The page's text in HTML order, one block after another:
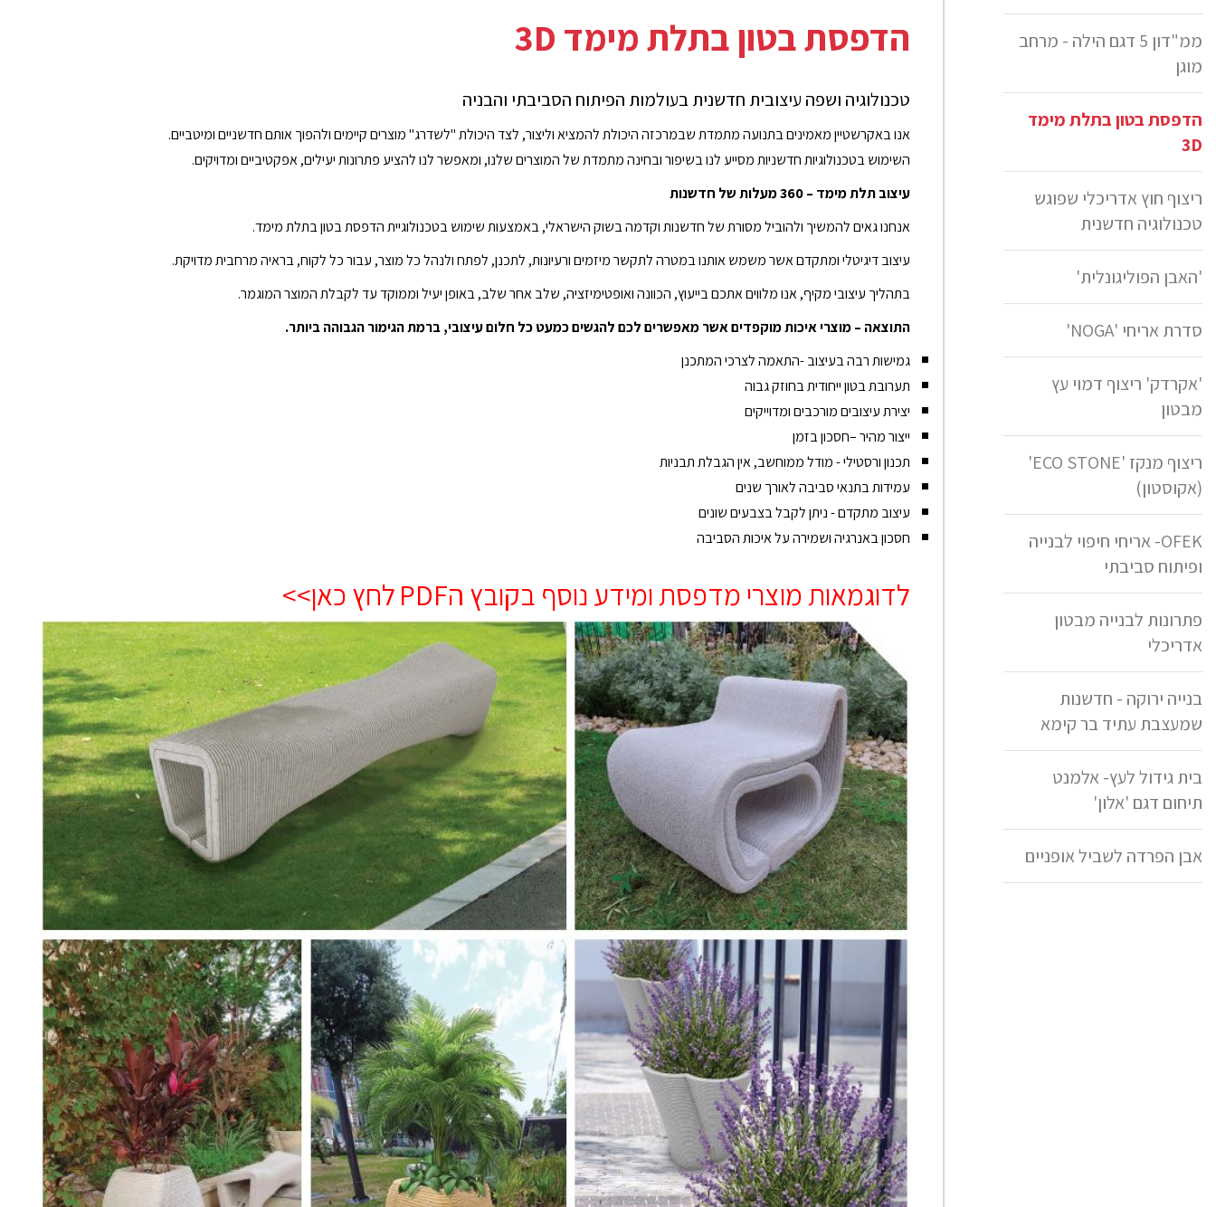
ממ"דון 5 דגם הילה - מרחב
מוגן
הדפסת בטון בתלת מימד
3D
ריצוף חוץ אדריכלי שפוגש
טכנולוגיה חדשנית
'האבן הפוליגונלית'
סדרת אריחי 'NOGA'
'אקרדק' ריצוף דמוי עץ
מבטון
ריצוף מנקז 'ECO STONE'
(אקוסטון)
OFEK- אריחי חיפוי לבנייה
ופיתוח סביבתי
פתרונות לבנייה מבטון
אדריכלי
בנייה ירוקה - חדשנות
שמעצבת עתיד בר קימא
בית גידול לעץ- אלמנט
תיחום דגם 'אלון'
אבן הפרדה לשביל אופניים
הדפסת בטון בתלת מימד 3D
טכנולוגיה ושפה עיצובית חדשנית בעולמות הפיתוח הסביבתי והבניה
אנו באקרשטיין מאמינים בתנועה מתמדת שבמרכזה היכולת להמציא וליצור, לצד היכולת "לשדרג" מוצרים קיימים ולהפוך אותם חדשניים ומיטביים.
השימוש בטכנולוגיות חדשניות מסייע לנו בשיפור ובחינה מתמדת של המוצרים שלנו, ומאפשר לנו להציע פתרונות יעילים, אפקטיביים ומדויקים.
עיצוב תלת מימד – 360 מעלות של חדשנות
אנחנו גאים להמשיך ולהוביל מסורת של חדשנות וקדמה בשוק הישראלי, באמצעות שימוש בטכנולוגיית הדפסת בטון בתלת מימד.
עיצוב דיגיטלי ומתקדם אשר משמש אותנו במטרה לתקשר מיזמים ורעיונות, לתכנן, לפתח ולנהל כל מוצר, עבור כל לקוח, בראיה מרחבית מדויקת.
בתהליך עיצובי מקיף, אנו מלווים אתכם בייעוץ, הכוונה ואופטימיזציה, שלב אחר שלב, באופן יעיל וממוקד עד לקבלת המוצר המוגמר.
התוצאה – מוצרי איכות מוקפדים אשר מאפשרים לכם להגשים כמעט כל חלום עיצובי, ברמת הגימור הגבוהה ביותר.
גמישות רבה בעיצוב -התאמה לצרכי המתכנן
תערובת בטון ייחודיתבחוזק גבוה
יצירת עיצובים מורכבים ומדוייקים
ייצור מהיר –חסכון בזמן
תכנון ורסטילי -מודלממוחשב, אין הגבלת תבניות
עמידות בתנאי סביבהלאורך שנים
עיצוב מתקדם -ניתןלקבל בצבעים שונים
חסכון באנרגיה ושמירהעל איכות הסביבה
לדוגמאות מוצרי מדפסת ומידע נוסף בקובץ הPDF לחץ כאן>
>